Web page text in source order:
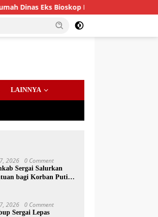
Bioskop Ria Dibongkar
LAINNYA
2026 0 Comment
Sergai Salurkan
bagi Korban Puting
2026 0 Comment
Sergai Lepas